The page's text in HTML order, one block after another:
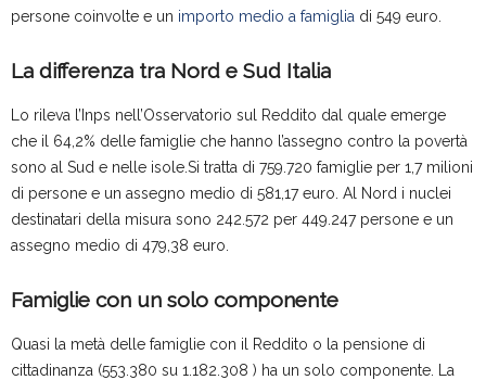
persone coinvolte e un importo medio a famiglia di 549 euro.
La differenza tra Nord e Sud Italia
Lo rileva l’Inps nell’Osservatorio sul Reddito dal quale emerge
che il 64,2% delle famiglie che hanno l’assegno contro la povertà
sono al Sud e nelle isole.Si tratta di 759.720 famiglie per 1,7 milioni
di persone e un assegno medio di 581,17 euro. Al Nord i nuclei
destinatari della misura sono 242.572 per 449.247 persone e un
assegno medio di 479,38 euro.
Famiglie con un solo componente
Quasi la metà delle famiglie con il Reddito o la pensione di
cittadinanza (553.380 su 1.182.308 ) ha un solo componente. La